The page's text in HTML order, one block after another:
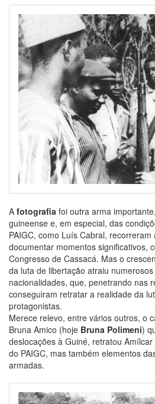
Image
A fotografia foi outra arma
guineense e, em especial, das
PAIGC, como Luís Cabral,
documentar momentos significativos,
Congresso de Cassacá. Mas o
da luta de libertação atraiu
nacionalidades, que, penetrando nas
conseguiram retratar a realidade da
protagonistas.
Merece relevo, entre vários outros, o
Bruna Amico (hoje Bruna Polimeni)
deslocações à Guiné, retratou
do PAIGC, mas também elementos
armadas.
Image